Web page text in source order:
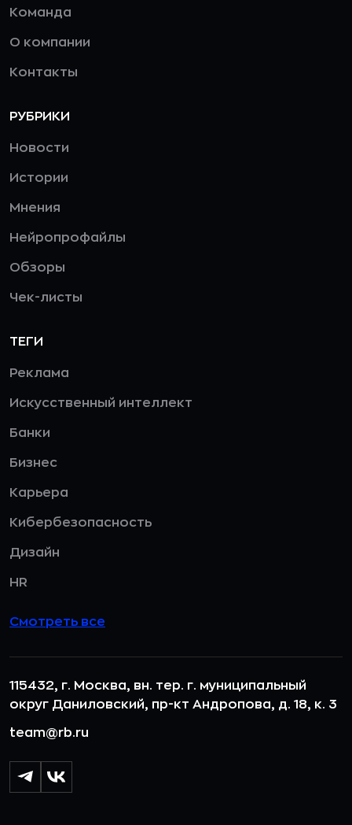
Команда
О компании
Контакты
РУБРИКИ
Новости
Истории
Мнения
Нейропрофайлы
Обзоры
Чек-листы
ТЕГИ
Реклама
Искусственный интеллект
Банки
Бизнес
Карьера
Кибербезопасность
Дизайн
HR
Смотреть все
115432, г. Москва, вн. тер. г. муниципальный
округ Даниловский, пр-кт Андропова, д. 18, к. 3
team@rb.ru